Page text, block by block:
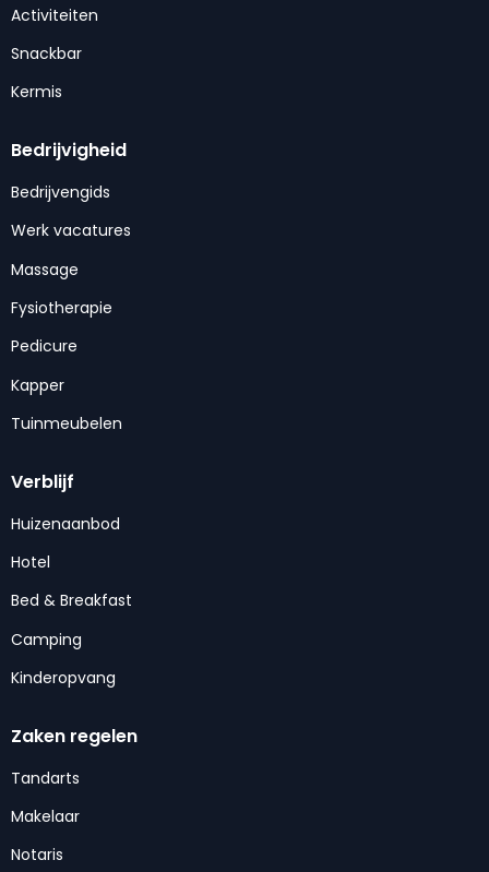
Activiteiten
Snackbar
Kermis
Bedrijvigheid
Bedrijvengids
Werk vacatures
Massage
Fysiotherapie
Pedicure
Kapper
Tuinmeubelen
Verblijf
Huizenaanbod
Hotel
Bed & Breakfast
Camping
Kinderopvang
Zaken regelen
Tandarts
Makelaar
Notaris